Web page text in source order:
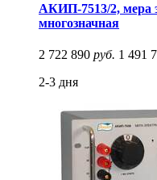
АКИП-7513/2, мера
многозначная
2 722 890 руб. 1 491
2-3 дня